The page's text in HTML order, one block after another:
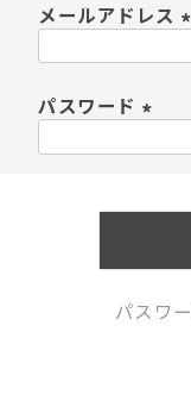
メールアドレス
パスワード
パスワ